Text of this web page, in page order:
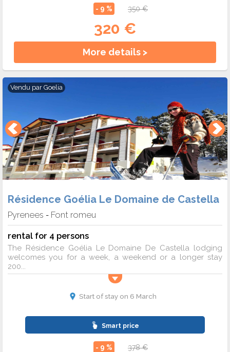
- 9 % 350 €
320 €
More details >
Vendu par Goelia
Résidence Goélia Le Domaine de Castella
Pyrenees - Font romeu
rental for 4 persons
The Résidence Goélia Le Domaine De Castella lodging
welcomes you for a week, a weekend or a longer stay
200...
Start of stay on 6 March
Smart price
- 9 % 378 €